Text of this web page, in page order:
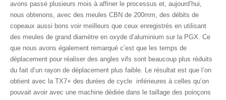
avons passé plusieurs mois à affiner le processus et, aujourd’hui,
nous obtenons, avec des meules CBN de 200mm, des débits de
copeaux aussi bons voir meilleurs que ceux enregistrés en utilisant
des meules de grand diamètre en oxyde d’aluminium sur la PGX. Ce
que nous avons également remarqué c’est que les temps de
déplacement pour réaliser des angles vifs sont beaucoup plus réduits
du fait d’un rayon de déplacement plus faible. Le résultat est que l’on
obtient avec la TX7+ des durées de cycle inférieures à celles qu’on
pouvait avoir avec une machine dédiée dans le taillage des poinçons